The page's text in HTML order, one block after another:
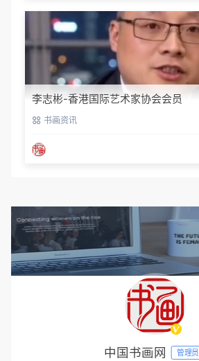
李志彬-香港国际艺术家协会会员
书画资讯
中国书画网 管理员